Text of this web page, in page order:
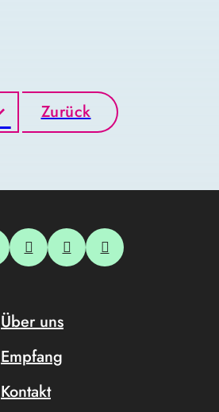
Zurück
Über uns
Empfang
Kontakt